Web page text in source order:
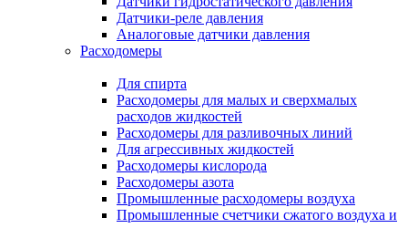
Датчики-реле давления
Аналоговые датчики давления
Расходомеры
Для спирта
Расходомеры для малых и сверхмалых
расходов жидкостей
Расходомеры для разливочных линий
Для агрессивных жидкостей
Расходомеры кислорода
Расходомеры азота
Промышленные расходомеры воздуха
Промышленные счетчики сжатого воздуха и